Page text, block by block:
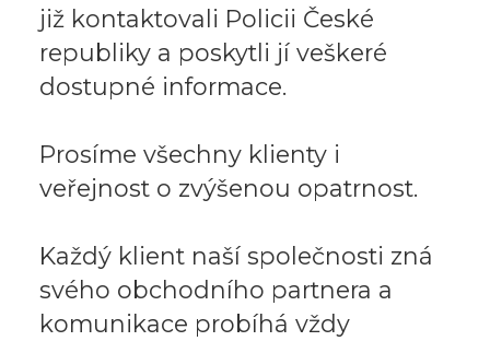
již kontaktovali Policii České
republiky a poskytli jí veškeré
dostupné informace.
Prosíme všechny klienty i
veřejnost o zvýšenou opatrnost.
Každý klient naší společnosti zná
svého obchodního partnera a
komunikace probíhá vždy